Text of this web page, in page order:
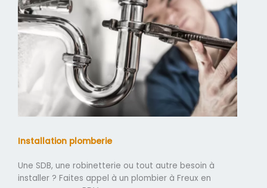
Installation plomberie
Une SDB, une robinetterie ou tout autre besoin à
installer ? Faites appel à un plombier à Freux en